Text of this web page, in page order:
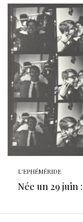
L'EPHÉMÉRIDE
Née un 29